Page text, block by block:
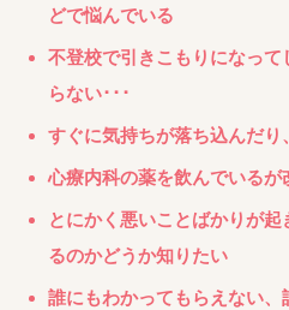
どで悩んでいる
不登校で引きこもりになっ
らない･･･
すぐに気持ちが落ち込んだ
心療内科の薬を飲んでいるが
とにかく悪いことばかりが
るのかどうか知りたい
誰にもわかってもらえない、